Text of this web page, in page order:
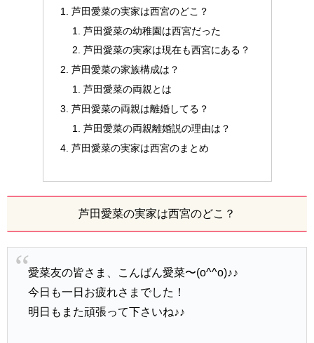
芦田愛菜の実家は西宮のどこ？
芦田愛菜の幼稚園は西宮だった
芦田愛菜の実家は現在も西宮にある？
芦田愛菜の家族構成は？
芦田愛菜の両親とは
芦田愛菜の両親は離婚してる？
芦田愛菜の両親離婚説の理由は？
芦田愛菜の実家は西宮のまとめ
芦田愛菜の実家は西宮のどこ？
愛菜友の皆さま、こんばん愛菜〜(o^^o)♪♪
今日も一日お疲れさまでした！
明日もまた頑張って下さいね♪♪